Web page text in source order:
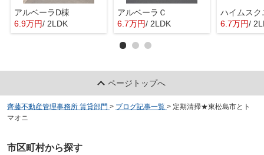
アルベーラD棟
6.9万円/ 2LDK
アルベーラＣ
6.7万円/ 2LDK 6.7万円/
ページトップへ
齊藤不動産管理事務所 賃貸部門 > ブログ記事一覧 > 定期清掃★東松島市とト
マオニ
市区町村から探す